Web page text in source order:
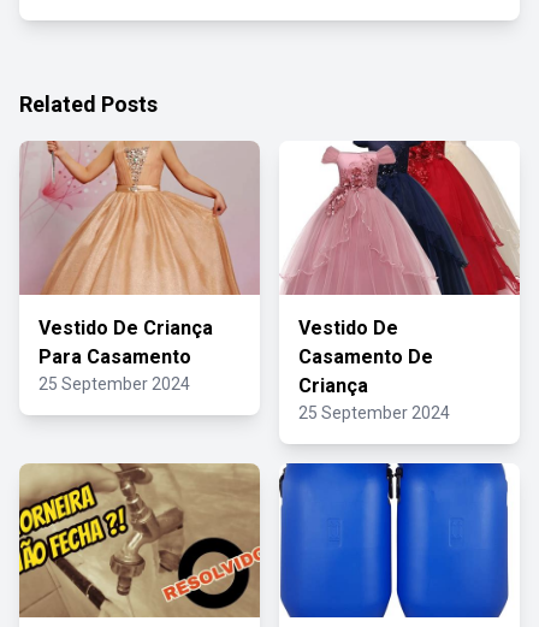
Related Posts
Vestido De Criança
Para Casamento
25 September 2024
Vestido De
Casamento De
Criança
25 September 2024